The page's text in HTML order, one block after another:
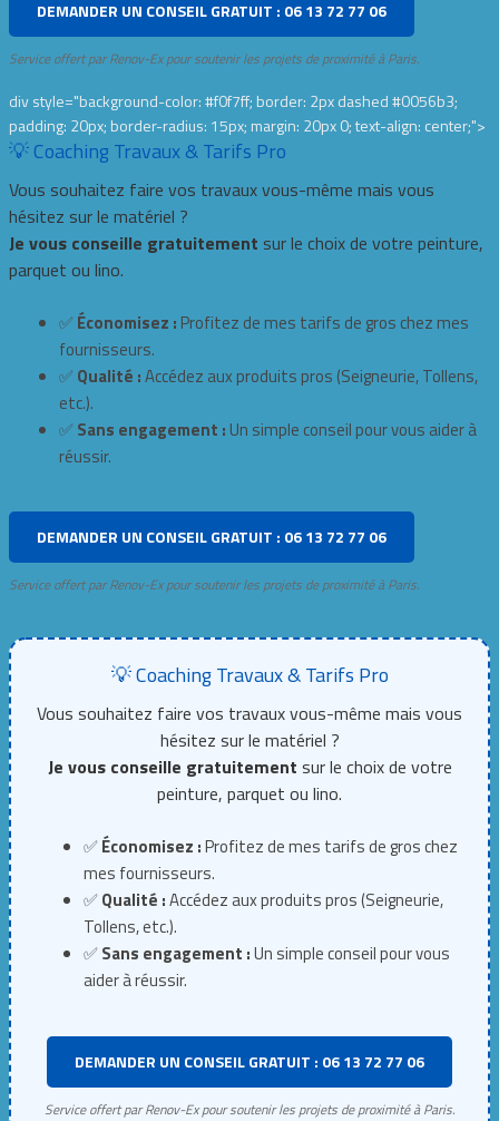
DEMANDER UN CONSEIL GRATUIT : 06 13 72 77 06
Service offert par Renov-Ex pour soutenir les projets de proximité à Paris.
div style="background-color: #f0f7ff; border: 2px dashed #0056b3;
padding: 20px; border-radius: 15px; margin: 20px 0; text-align: center;">
💡 Coaching Travaux & Tarifs Pro
Vous souhaitez faire vos travaux vous-même mais vous
hésitez sur le matériel ?
Je vous conseille gratuitement sur le choix de votre peinture,
parquet ou lino.
✅ Économisez : Profitez de mes tarifs de gros chez mes
fournisseurs.
✅ Qualité :Accédez aux produits pros (Seigneurie, Tollens,
etc.).
✅ Sans engagement : Un simple conseil pour vous aider à
réussir.
DEMANDER UN CONSEIL GRATUIT : 06 13 72 77 06
Service offert par Renov-Ex pour soutenir les projets de proximité à Paris.
💡 Coaching Travaux & Tarifs Pro
Vous souhaitez faire vos travaux vous-même mais vous
hésitez sur le matériel ?
Je vous conseille gratuitement sur le choix de votre
peinture, parquet ou lino.
✅Économisez :Profitez de mes tarifs de gros chez
mes fournisseurs.
✅Qualité :Accédez aux produits pros (Seigneurie,
Tollens, etc.).
✅Sans engagement :Un simple conseil pour vous
aider à réussir.
DEMANDER UN CONSEIL GRATUIT : 06 13 72 77 06
Service offert par Renov-Ex pour soutenir les projets de proximité à Paris.